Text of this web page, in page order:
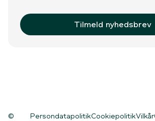
Tilmeld nyhedsbrev
©
PersondatapolitikCookiepolitikVilkår